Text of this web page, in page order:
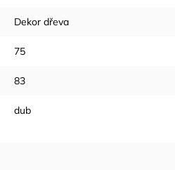
Dekor dřeva
75
83
dub